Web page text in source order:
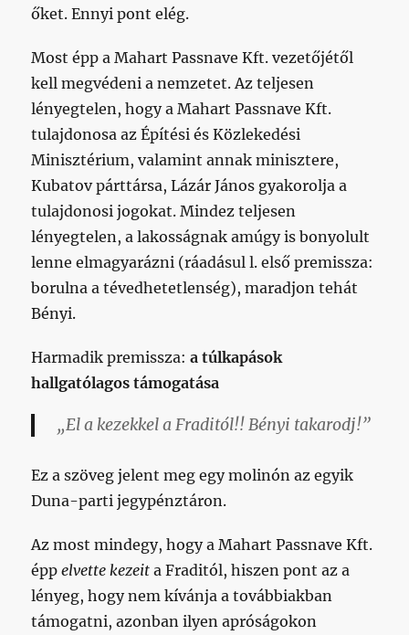
őket. Ennyi pont elég.
Most épp a Mahart Passnave Kft. vezetőjétől
kell megvédeni a nemzetet. Az teljesen
lényegtelen, hogy a Mahart Passnave Kft.
tulajdonosa az Építési és Közlekedési
Minisztérium, valamint annak minisztere,
Kubatov párttársa, Lázár János gyakorolja a
tulajdonosi jogokat. Mindez teljesen
lényegtelen, a lakosságnak amúgy is bonyolult
lenne elmagyarázni (ráadásul l. első premissza:
borulna a tévedhetetlenség), maradjon tehát
Bényi.
Harmadik premissza:a túlkapások
hallgatólagos támogatása
„El a kezekkel a Fraditól!! Bényi takarodj!”
Ez a szöveg jelent meg egy molinón az egyik
Duna-parti jegypénztáron.
Az most mindegy, hogy a Mahart Passnave Kft.
éppelvette kezeit a Fraditól, hiszen pont az a
lényeg, hogy nem kívánja a továbbiakban
támogatni, azonban ilyen apróságokon